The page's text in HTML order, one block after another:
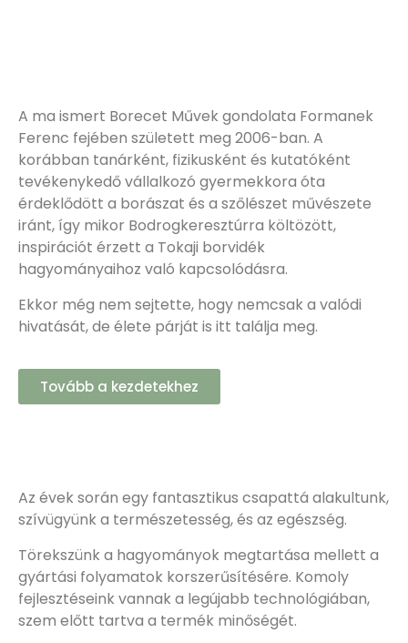
A ma ismert Borecet Művek gondolata Formanek
Ferenc fejében született meg 2006-ban. A
korábban tanárként, fizikusként és kutatóként
tevékenykedő vállalkozó gyermekkora óta
érdeklődött a borászat és a szőlészet művészete
iránt, így mikor Bodrogkeresztúrra költözött,
inspirációt érzett a Tokaji borvidék
hagyományaihoz való kapcsolódásra.
Ekkor még nem sejtette, hogy nemcsak a valódi
hivatását, de élete párját is itt találja meg.
Tovább a kezdetekhez
Az évek során egy fantasztikus csapattá alakultunk,
szívügyünk a természetesség, és az egészség.
Törekszünk a hagyományok megtartása mellett a
gyártási folyamatok korszerűsítésére. Komoly
fejlesztéseink vannak a legújabb technológiában,
szem előtt tartva a termék minőségét.